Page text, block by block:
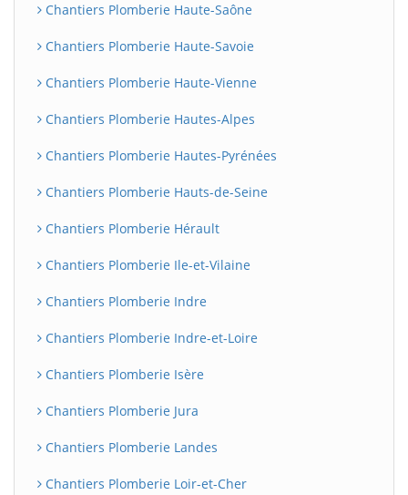
Chantiers Plomberie Haute-Saône
Chantiers Plomberie Haute-Savoie
Chantiers Plomberie Haute-Vienne
Chantiers Plomberie Hautes-Alpes
Chantiers Plomberie Hautes-Pyrénées
Chantiers Plomberie Hauts-de-Seine
Chantiers Plomberie Hérault
Chantiers Plomberie Ile-et-Vilaine
Chantiers Plomberie Indre
Chantiers Plomberie Indre-et-Loire
Chantiers Plomberie Isère
Chantiers Plomberie Jura
Chantiers Plomberie Landes
Chantiers Plomberie Loir-et-Cher